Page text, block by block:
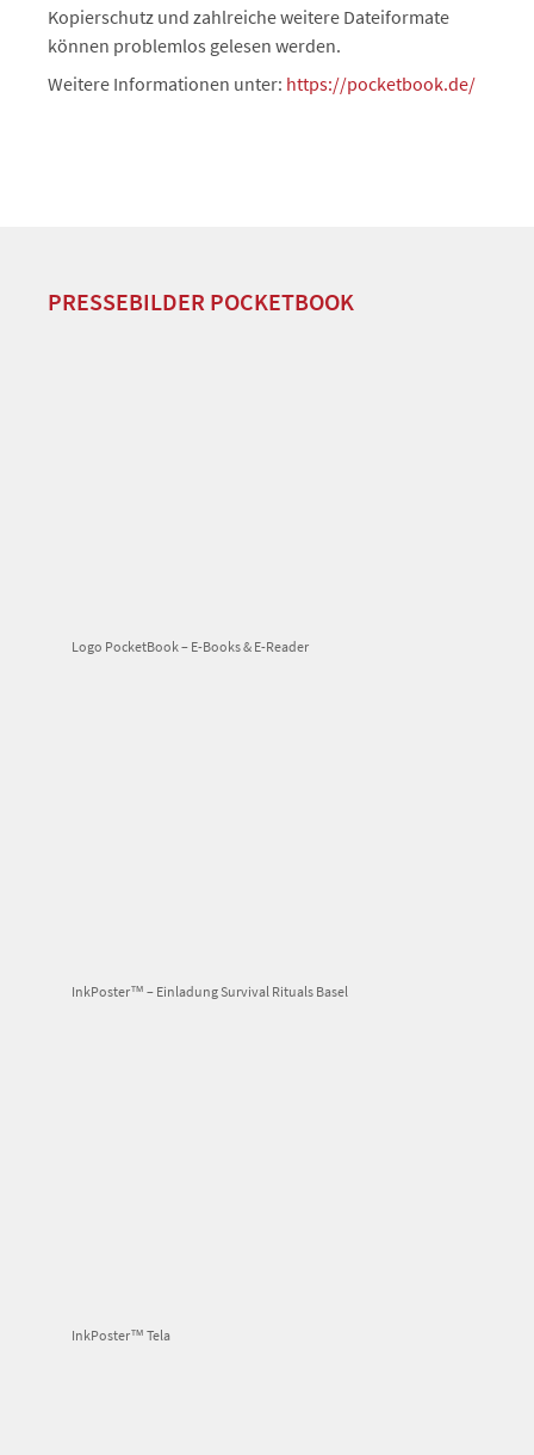
Kopierschutz und zahlreiche weitere Dateiformate
können problemlos gelesen werden.
Weitere Informationen unter: https://pocketbook.de/
PRESSEBILDER POCKETBOOK
Logo PocketBook – E-Books & E-Reader
InkPoster™ – Einladung Survival Rituals Basel
InkPoster™ Tela